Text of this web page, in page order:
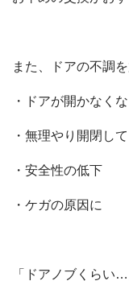
また、ドアの不調
・ドアが開かなく
・無理やり開閉し
・安全性の低下
・ケガの原因に
「ドアノブくらい